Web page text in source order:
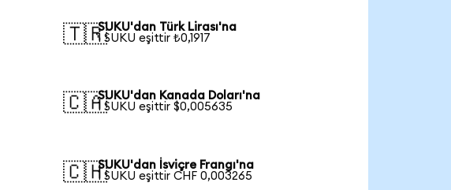
🇹🇷SUKU'dan Türk Lirası'na
1 SUKU eşittir ₺0,1917
🇨🇦SUKU'dan Kanada Doları'na
1 SUKU eşittir $0,005635
🇨🇭SUKU'dan İsviçre Frangı'na
1 SUKU eşittir CHF 0,003265